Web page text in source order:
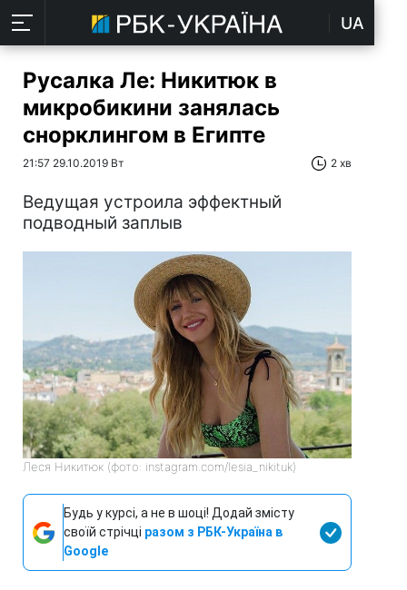
UA
Русалка Ле: Никитюк в
микробикини занялась
снорклингом в Египте
21:57 29.10.2019 Вт 2 хв
Ведущая устроила эффектный
подводный заплыв
Леся Никитюк (фото: instagram.com/lesia_nikituk)
Будь у курсі, а не в шоці! Додай змісту
своїй стрічці разом з РБК-Україна в
Google